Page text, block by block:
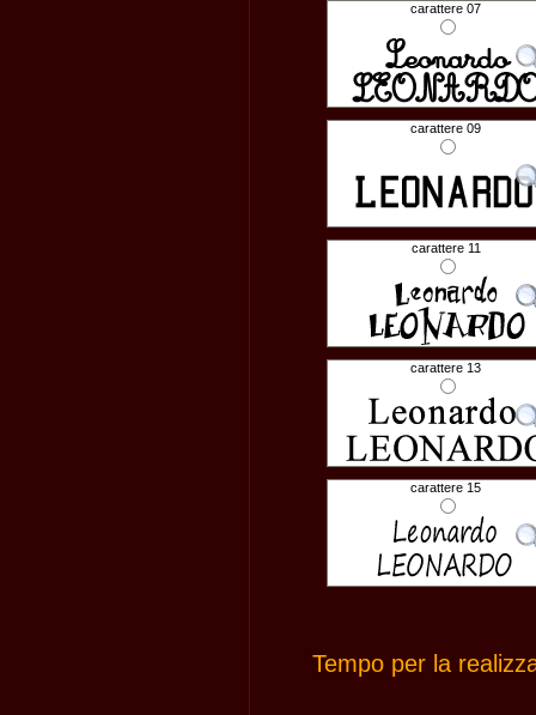
carattere 07
carattere 09
carattere 11
carattere 13
carattere 15
Tempo per la